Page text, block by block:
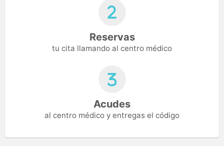
Reservas
tu cita llamando al centro médico
Acudes
al centro médico y entregas el código